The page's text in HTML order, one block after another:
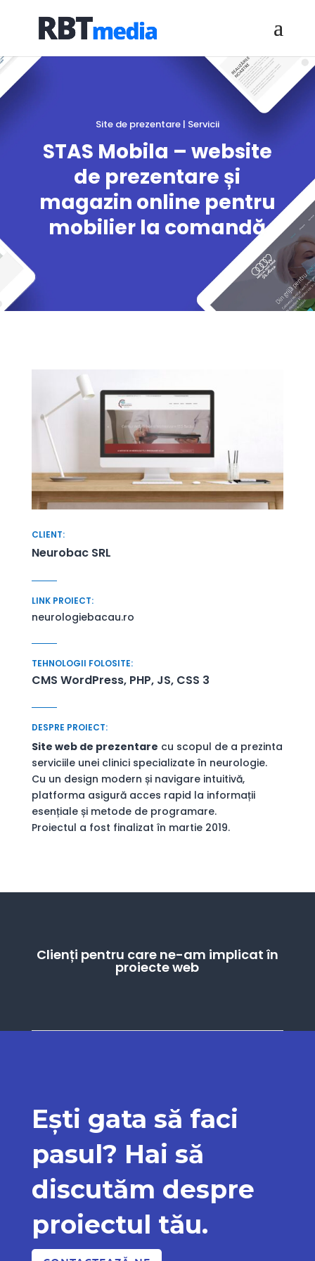
Site de prezentare | Servicii
STAS Mobila – website
de prezentare și
magazin online pentru
mobilier la comandă
CLIENT:
Neurobac SRL
LINK PROIECT:
neurologiebacau.ro
TEHNOLOGII FOLOSITE:
CMS WordPress, PHP, JS, CSS 3
DESPRE PROIECT:
Site web de prezentare cu scopul de a prezinta
serviciile unei clinici specializate în neurologie.
Cu un design modern și navigare intuitivă,
platforma asigură acces rapid la informații
esențiale și metode de programare.
Proiectul a fost finalizat în martie 2019.
Clienți pentru care ne-am implicat în
proiecte web
Ești gata să faci
pasul? Hai să
discutăm despre
proiectul tău.